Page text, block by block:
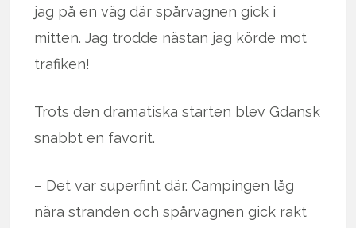
jag på en väg där spårvagnen gick i
mitten. Jag trodde nästan jag körde mot
trafiken!
Trots den dramatiska starten blev Gdansk
snabbt en favorit.
– Det var superfint där. Campingen låg
nära stranden och spårvagnen gick rakt